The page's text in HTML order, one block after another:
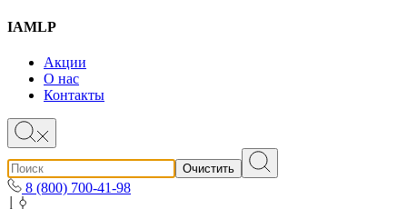
IAMLP
Акции
О нас
Контакты
Очистить
8 (800) 700-41-98